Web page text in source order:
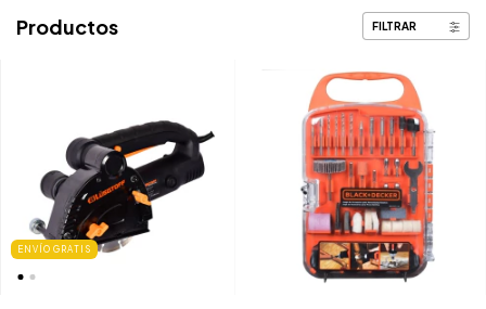
Productos FILTRAR
ENVÍO GRATIS